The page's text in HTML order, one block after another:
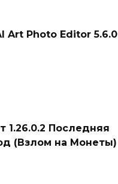
Art Photo Editor 5.6.0
1.26.0.2 Последняя
(Взлом на Монеты)